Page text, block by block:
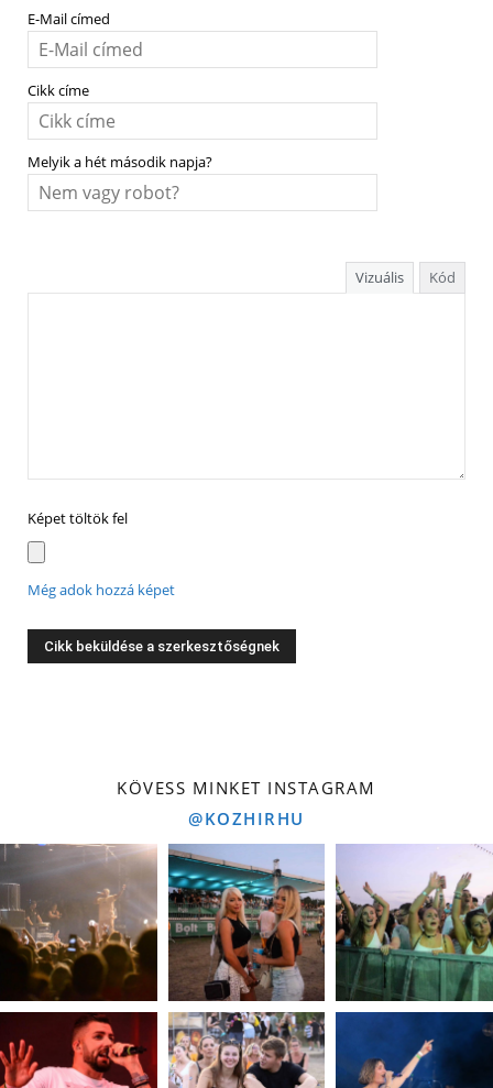
E-Mail címed
Cikk címe
Melyik a hét második napja?
Vizuális Kód
Képet töltök fel
Még adok hozzá képet
KÖVESS MINKET INSTAGRAM
@KOZHIRHU